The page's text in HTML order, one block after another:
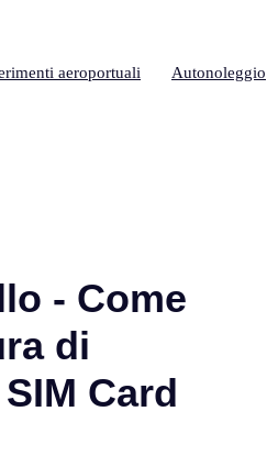
aeroportuali Autonoleggio
- Come
di
Card